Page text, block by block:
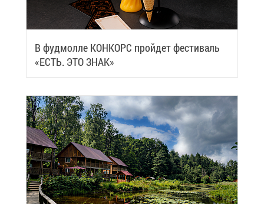
В фуд­мол­ле КОН­КОРС прой­дет фе­сти­валь
«ЕСТЬ. ЭТО ЗНАК»